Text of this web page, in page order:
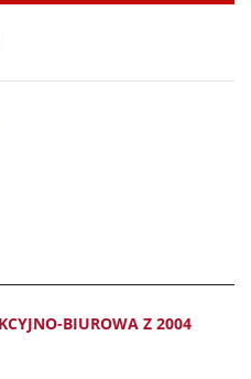
BIUROWA Z 2004